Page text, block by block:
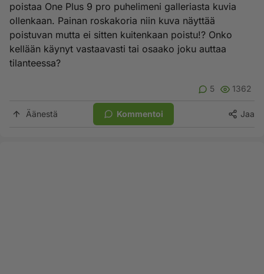
poistaa One Plus 9 pro puhelimeni galleriasta kuvia
ollenkaan. Painan roskakoria niin kuva näyttää
poistuvan mutta ei sitten kuitenkaan poistu!? Onko
kellään käynyt vastaavasti tai osaako joku auttaa
tilanteessa?
5 1362
Äänestä Kommentoi Jaa